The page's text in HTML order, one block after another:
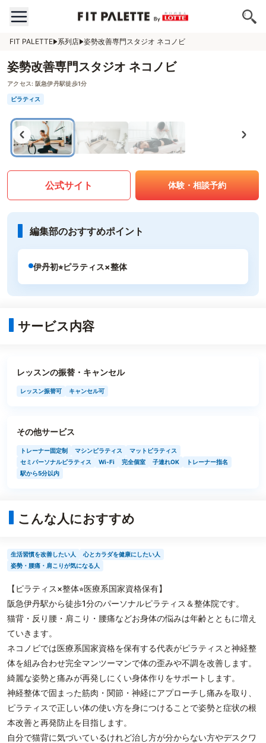
FIT PALETTE 系列店 姿勢改善専門スタジオ ネコノビ
姿勢改善専門スタジオ ネコノビ
アクセス: 阪急伊丹駅徒歩1分
ピラティス
公式サイト 体験・相談予約
編集部のおすすめポイント
伊丹初⭐︎ピラティス×整体
サービス内容
レッスンの振替・キャンセル
レッスン振替可 キャンセル可
その他サービス
トレーナー固定制 マシンピラティス
マットピラティス
セミパーソナルピラティス
Wi-Fi 完全個室 子連れOK
トレーナー指名
駅から5分以内
こんな人におすすめ
生活習慣を改善したい人
心とカラダを健康にしたい人
姿勢・腰痛・肩こりが気になる人
【ピラティス×整体⭐︎医療系国家資格保有】
阪急伊丹駅から徒歩1分のパーソナルピラティス＆整体院です。
猫背・反り腰・肩こり・腰痛などお身体の悩みは年齢とともに増え
ていきます。
ネコノビでは医療系国家資格を保有する代表がピラティスと神経整
体を組み合わせ完全マンツーマンで体の歪みや不調を改善します。
綺麗な姿勢と痛みが再発しにくい身体作りをサポートします。
神経整体で固まった筋肉・関節・神経にアプローチし痛みを取り、
ピラティスで正しい体の使い方を身につけることで姿勢と症状の根
本改善と再発防止を目指します。
自分で猫背に気づいているけれど治し方が分からない方やデスクワ